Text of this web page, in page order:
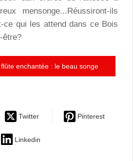
mensonge...Réussiront-ils
ce qui les attend dans ce Bois
être?
enchantée : le beau songe
Twitter Pinterest
Linkedin